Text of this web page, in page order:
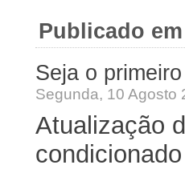
Publicado em
Seja o
Segunda, 10 Agosto
Atualização